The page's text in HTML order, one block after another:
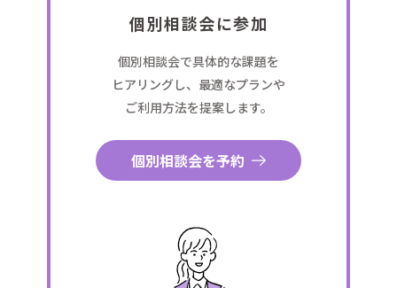
個別相談会に参加
個別相談会で具体的な課題を
ヒアリングし、最適なプランや
ご利用方法を提案します。
個別相談会を予約